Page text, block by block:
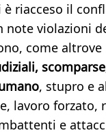
riacceso il
note violazioni
come altrove
, stupro e
lavoro forzato,
e